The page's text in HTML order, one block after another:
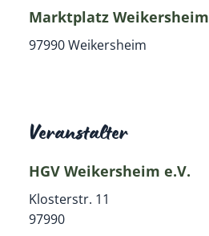
Marktplatz Weikersheim
97990 Weikersheim
Veranstalter
HGV Weikersheim e.V.
Klosterstr. 11
97990